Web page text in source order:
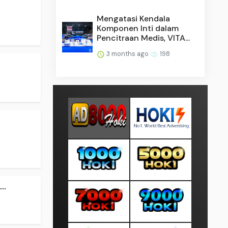
Mengatasi Kendala
Komponen Inti dalam
Pencitraan Medis, VITA...
3 months ago 198